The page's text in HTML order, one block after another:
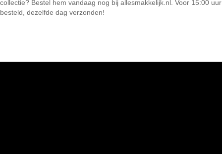
collectie? Bestel hem vandaag nog bij allesmakkelijk.nl. Voor 15:00 uur
besteld, dezelfde dag verzonden!